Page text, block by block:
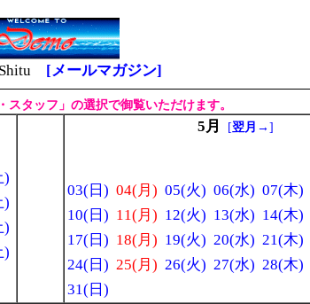
[メールマガジン]
スタッフ」の選択で御覧いただけます。
)
)
)
)
5月 [翌月→]
03(日) 04(月) 05(火) 06(水) 07(木)
10(日) 11(月) 12(火) 13(水) 14(木)
17(日) 18(月) 19(火) 20(水) 21(木)
24(日) 25(月) 26(火) 27(水) 28(木)
31(日)